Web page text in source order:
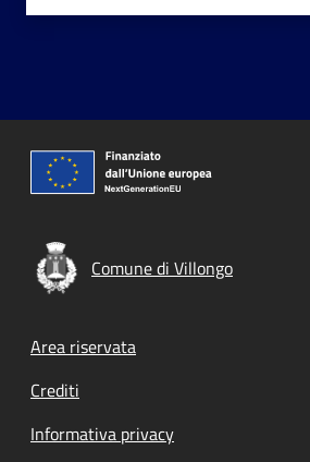
Comune di Villongo
Footer menu
Area riservata
Crediti
Informativa privacy